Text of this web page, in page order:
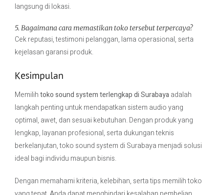
langsung di lokasi.
5. Bagaimana cara memastikan toko tersebut terpercaya?
Cek reputasi, testimoni pelanggan, lama operasional, serta
kejelasan garansi produk.
Kesimpulan
Memilihtoko sound system terlengkap di Surabayaadalah
langkah penting untuk mendapatkan sistem audio yang
optimal, awet, dan sesuai kebutuhan. Dengan produk yang
lengkap, layanan profesional, serta dukungan teknis
berkelanjutan, toko sound system di Surabaya menjadi solusi
ideal bagi individu maupun bisnis.
Dengan memahami kriteria, kelebihan, serta tips memilih toko